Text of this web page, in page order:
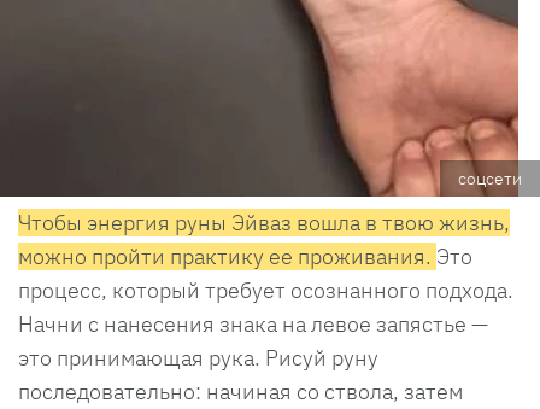
соцсети
Чтобы энергия руны Эйваз вошла в твою жизнь,
можно пройти практику ее проживания. Это
процесс, который требует осознанного подхода.
Начни с нанесения знака на левое запястье —
это принимающая рука. Рисуй руну
последовательно: начиная со ствола, затем